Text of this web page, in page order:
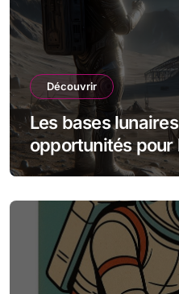
Découvrir
Les bases
opportunités pour
spatiale